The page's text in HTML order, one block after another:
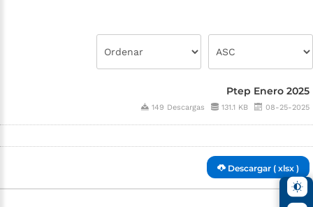
Ptep Enero 2025
149 Descargas 131.1 KB 08-25-2025
Descargar ( xlsx )